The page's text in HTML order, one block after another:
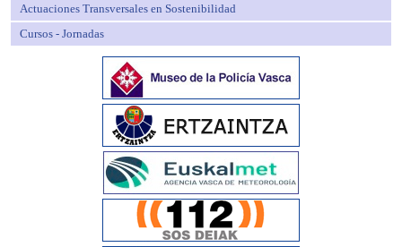
Actuaciones Transversales en Sostenibilidad
Cursos - Jornadas